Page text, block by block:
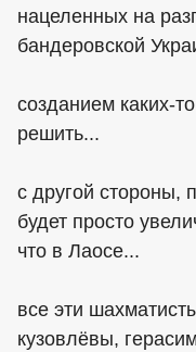
нацеленных на
бандеровской
созданием каких-
решить...
с другой стороны,
будет просто
что в Лаосе...
все эти
кузовлёвы,